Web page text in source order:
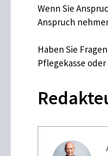
Wenn Sie
Anspruch
Haben Sie
Pflegekasse